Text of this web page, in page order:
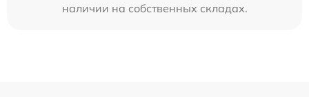
наличии на собственных складах.